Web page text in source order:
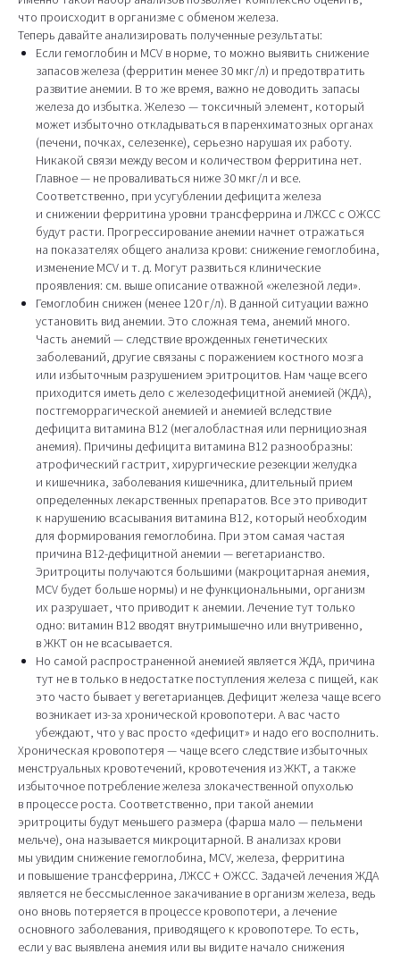
что происходит в организме с обменом железа.
Теперь давайте анализировать полученные результаты:
Если гемоглобин и MCV в норме, то можно выявить снижение
запасов железа (ферритин менее 30 мкг/л) и предотвратить
развитие анемии. В то же время, важно не доводить запасы
железа до избытка. Железо — токсичный элемент, который
может избыточно откладываться в паренхиматозных органах
(печени, почках, селезенке), серьезно нарушая их работу.
Никакой связи между весом и количеством ферритина нет.
Главное — не проваливаться ниже 30 мкг/л и все.
Соответственно, при усугублении дефицита железа
и снижении ферритина уровни трансферрина и ЛЖСС с ОЖСС
будут расти. Прогрессирование анемии начнет отражаться
на показателях общего анализа крови: снижение гемоглобина,
изменение MCV и т. д. Могут развиться клинические
проявления: см. выше описание отважной «железной леди».
Гемоглобин снижен (менее 120 г/л). В данной ситуации важно
установить вид анемии. Это сложная тема, анемий много.
Часть анемий — следствие врожденных генетических
заболеваний, другие связаны с поражением костного мозга
или избыточным разрушением эритроцитов. Нам чаще всего
приходится иметь дело с железодефицитной анемией (ЖДА),
постгеморрагической анемией и анемией вследствие
дефицита витамина В12 (мегалобластная или пернициозная
анемия). Причины дефицита витамина В12 разнообразны:
атрофический гастрит, хирургические резекции желудка
и кишечника, заболевания кишечника, длительный прием
определенных лекарственных препаратов. Все это приводит
к нарушению всасывания витамина В12, который необходим
для формирования гемоглобина. При этом самая частая
причина В12-дефицитной анемии — вегетарианство.
Эритроциты получаются большими (макроцитарная анемия,
MCV будет больше нормы) и не функциональными, организм
их разрушает, что приводит к анемии. Лечение тут только
одно: витамин В12 вводят внутримышечно или внутривенно,
в ЖКТ он не всасывается.
Но самой распространенной анемией является ЖДА, причина
тут не в только в недостатке поступления железа с пищей, как
это часто бывает у вегетарианцев. Дефицит железа чаще всего
возникает из-за хронической кровопотери. А вас часто
убеждают, что у вас просто «дефицит» и надо его восполнить.
Хроническая кровопотеря — чаще всего следствие избыточных
менструальных кровотечений, кровотечения из ЖКТ, а также
избыточное потребление железа злокачественной опухолью
в процессе роста. Соответственно, при такой анемии
эритроциты будут меньшего размера (фарша мало — пельмени
мельче), она называется микроцитарной. В анализах крови
мы увидим снижение гемоглобина, MCV, железа, ферритина
и повышение трансферрина, ЛЖСС + ОЖСС. Задачей лечения ЖДА
является не бессмысленное закачивание в организм железа, ведь
оно вновь потеряется в процессе кровопотери, а лечение
основного заболевания, приводящего к кровопотере. То есть,
если у вас выявлена анемия или вы видите начало снижения